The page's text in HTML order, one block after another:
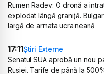
Rumen Radev: O dronă a
explodat lângă graniță.
largă de armata ucraineană
17:11Știri Externe
Senatul SUA aprobă un nou
Rusiei. Tarife de până la